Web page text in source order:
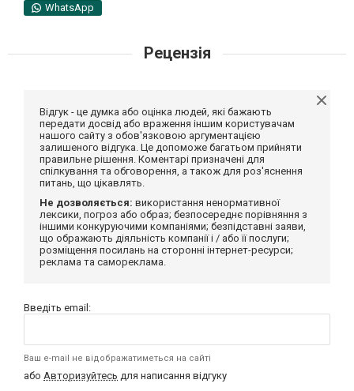
WhatsApp
Рецензія
Відгук - це думка або оцінка людей, які бажають
передати досвід або враження іншим користувачам
нашого сайту з обов'язковою аргументацією
залишеного відгука. Це допоможе багатьом прийняти
правильне рішення. Коментарі призначені для
спілкування та обговорення, а також для роз'яснення
питань, що цікавлять.
Не дозволяється: використання ненормативної
лексики, погроз або образ; безпосереднє порівняння з
іншими конкуруючими компаніями; безпідставні заяви,
що ображають діяльність компанії і / або її послуги;
розміщення посилань на сторонні інтернет-ресурси;
реклама та самореклама.
Введіть email:
Ваш e-mail не відображатиметься на сайті
або Авторизуйтесь для написання відгуку